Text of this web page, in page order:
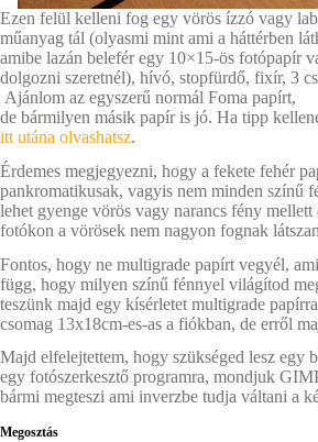
Ezen felül kelleni fog egy vörös ízzó vagy
műanyag tál (olyasmi mint ami a háttérben
amibe lazán belefér egy 10×15-ös fotópapír
dolgozni szeretnél), hívó, stopfürdő, fixír, 3
Ajánlom az egyszerű normál Foma papírt,
de bármilyen másik papír is jó. Ha tipp
itt utána olvashatsz.
Érdemes megjegyezni, hogy a fekete fehér
pankromatikusak, vagyis nem minden színű
lehet gyenge vörös vagy narancs fény
fotókon a vörösek nem nagyon fognak
Fontos, hogy ne multigrade papírt vegyél,
függ, hogy milyen színű fénnyel világítod
teszünk majd egy kísérletet multigrade
csomag 13x18cm-es-as a fiókban, de erről
Majd elfelejtettem, hogy szükséged lesz egy
egy fotószerkesztő programra, mondjuk
bármi megteszi ami inverzbe tudja váltani a
Megosztás